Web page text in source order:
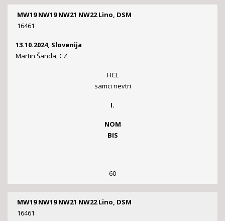
MW19 NW19 NW21 NW22 Lino, DSM
16461
13.10.2024, Slovenija
Martin Šanda, CZ
HCL
samci nevtri
I.
NOM
BIS
60
MW19 NW19 NW21 NW22 Lino, DSM
16461